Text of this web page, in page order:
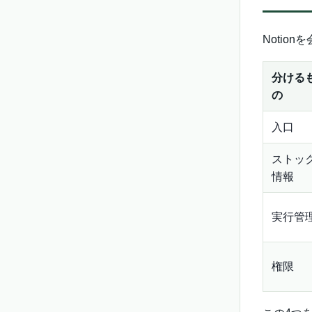
Notionを
分ける
の
入口
ストッ
情報
実行管
権限